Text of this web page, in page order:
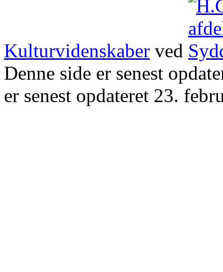
Kulturvidenskaber ved
Denne side er senest
er senest opdateret 23.